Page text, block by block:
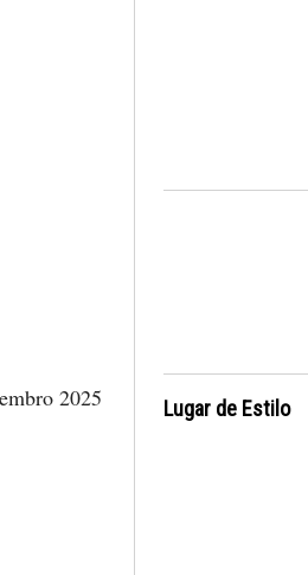
2025 Lugar de Estilo